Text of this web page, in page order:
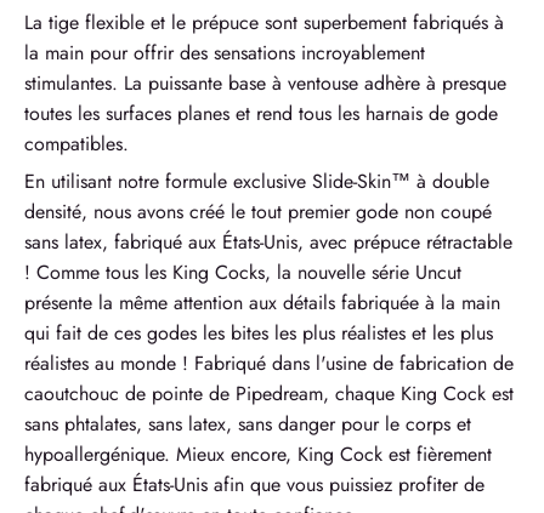
La tige flexible et le prépuce sont superbement fabriqués à
la main pour offrir des sensations incroyablement
stimulantes. La puissante base à ventouse adhère à presque
toutes les surfaces planes et rend tous les harnais de gode
compatibles.
En utilisant notre formule exclusive Slide-Skin™ à double
densité, nous avons créé le tout premier gode non coupé
sans latex, fabriqué aux États-Unis, avec prépuce rétractable
! Comme tous les King Cocks, la nouvelle série Uncut
présente la même attention aux détails fabriquée à la main
qui fait de ces godes les bites les plus réalistes et les plus
réalistes au monde ! Fabriqué dans l'usine de fabrication de
caoutchouc de pointe de Pipedream, chaque King Cock est
sans phtalates, sans latex, sans danger pour le corps et
hypoallergénique. Mieux encore, King Cock est fièrement
fabriqué aux États-Unis afin que vous puissiez profiter de